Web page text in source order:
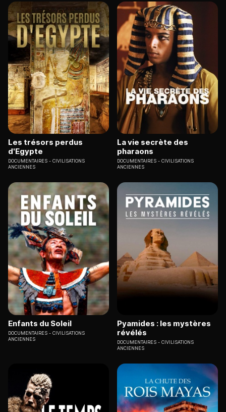
Les trésors perdus
d'Egypte
DOCUMENTAIRES
CIVILISATIONS
ANCIENNES
La vie secrète des
pharaons
DOCUMENTAIRES
CIVILISATIONS
ANCIENNES
Enfants du Soleil
DOCUMENTAIRES
CIVILISATIONS
ANCIENNES
Pyamides : les mystères
révélés
DOCUMENTAIRES
CIVILISATIONS
ANCIENNES